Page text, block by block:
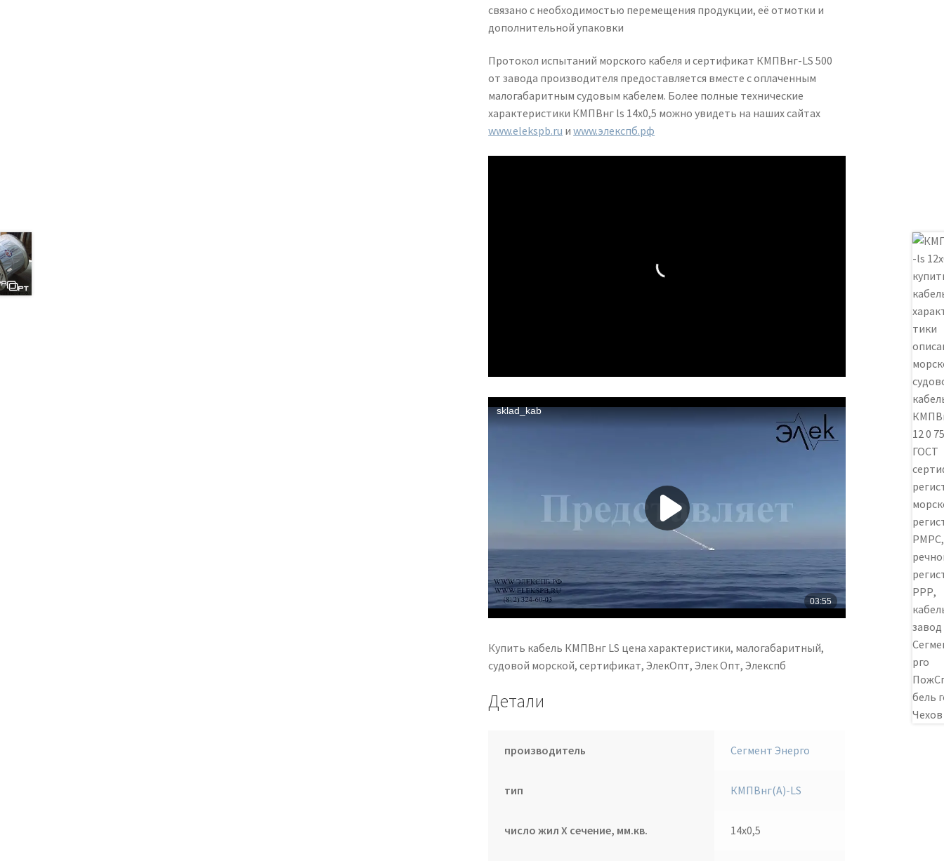
связано с необходимостью перемещения продукции, её отмотки и
дополнительной упаковки
Протокол испытаний морского кабеля и сертификат КМПВнг-LS 500
от завода производителя предоставляется вместе с оплаченным
малогабаритным судовым кабелем. Более полные технические
характеристики КМПВнг ls 14х0,5 можно увидеть на наших сайтах
www.elekspb.ru иwww.элекспб.рф
Купить кабель КМПВнг LS цена характеристики, малогабаритный,
судовой морской, сертификат, ЭлекОпт, Элек Опт, Элекспб
Детали
производитель Сегмент Энерго
тип КМПВнг(А)-LS
число жил Х сечение, мм.кв. 14х0,5